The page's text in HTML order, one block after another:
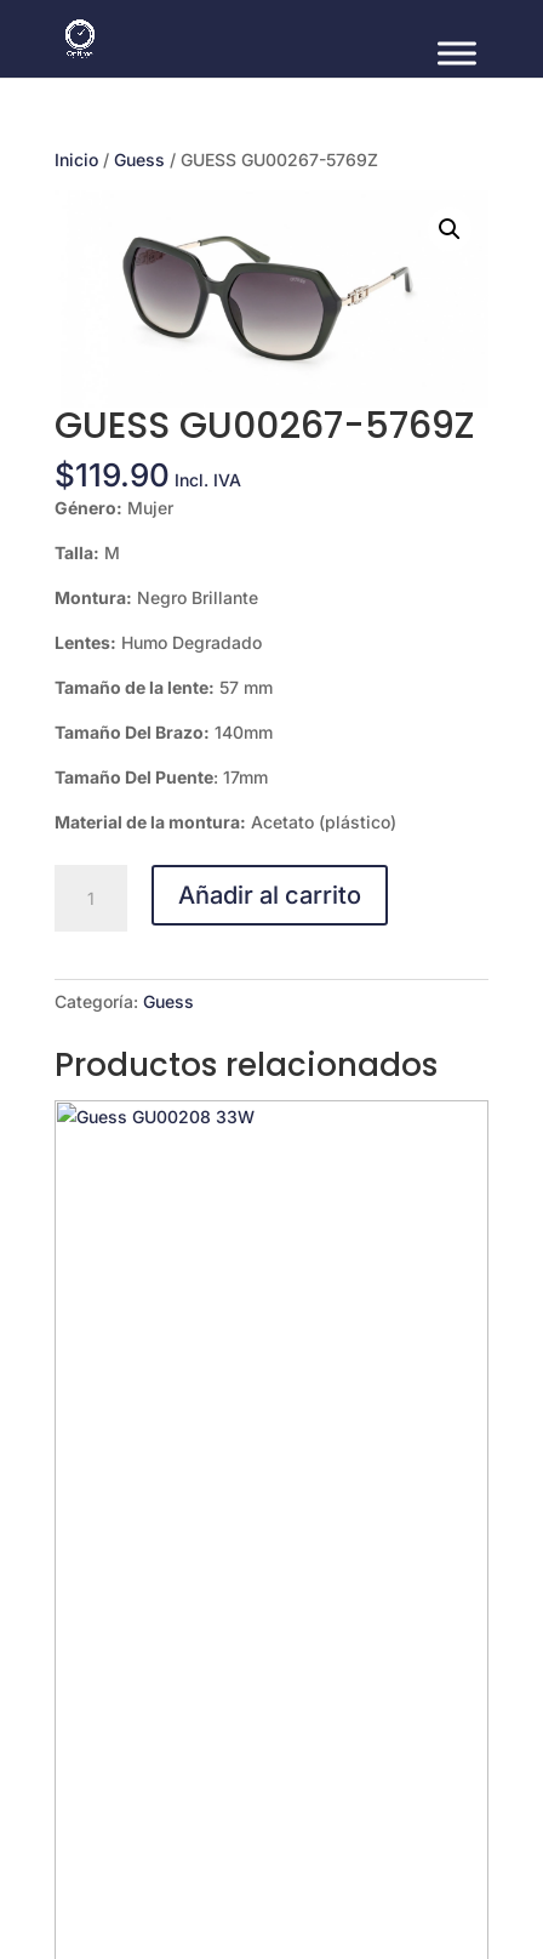
Inicio/ Guess / GUESS GU00267-5769Z
GUESS GU00267-5769Z
$119.90 Incl. IVA
Género: Mujer
Talla: M
Montura: Negro Brillante
Lentes: Humo Degradado
Tamaño de la lente: 57 mm
‌‌Tamaño Del Brazo: 140mm
‌Tamaño Del Puente: 17mm
Material de la montura: Acetato (plástico)
GU00267-
Añadir al carrito
Categoría: Guess
Productos relacionados